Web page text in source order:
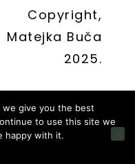
Copyright,
Matejka Buča
2025.
give you the best
to use this site we
happy with it.